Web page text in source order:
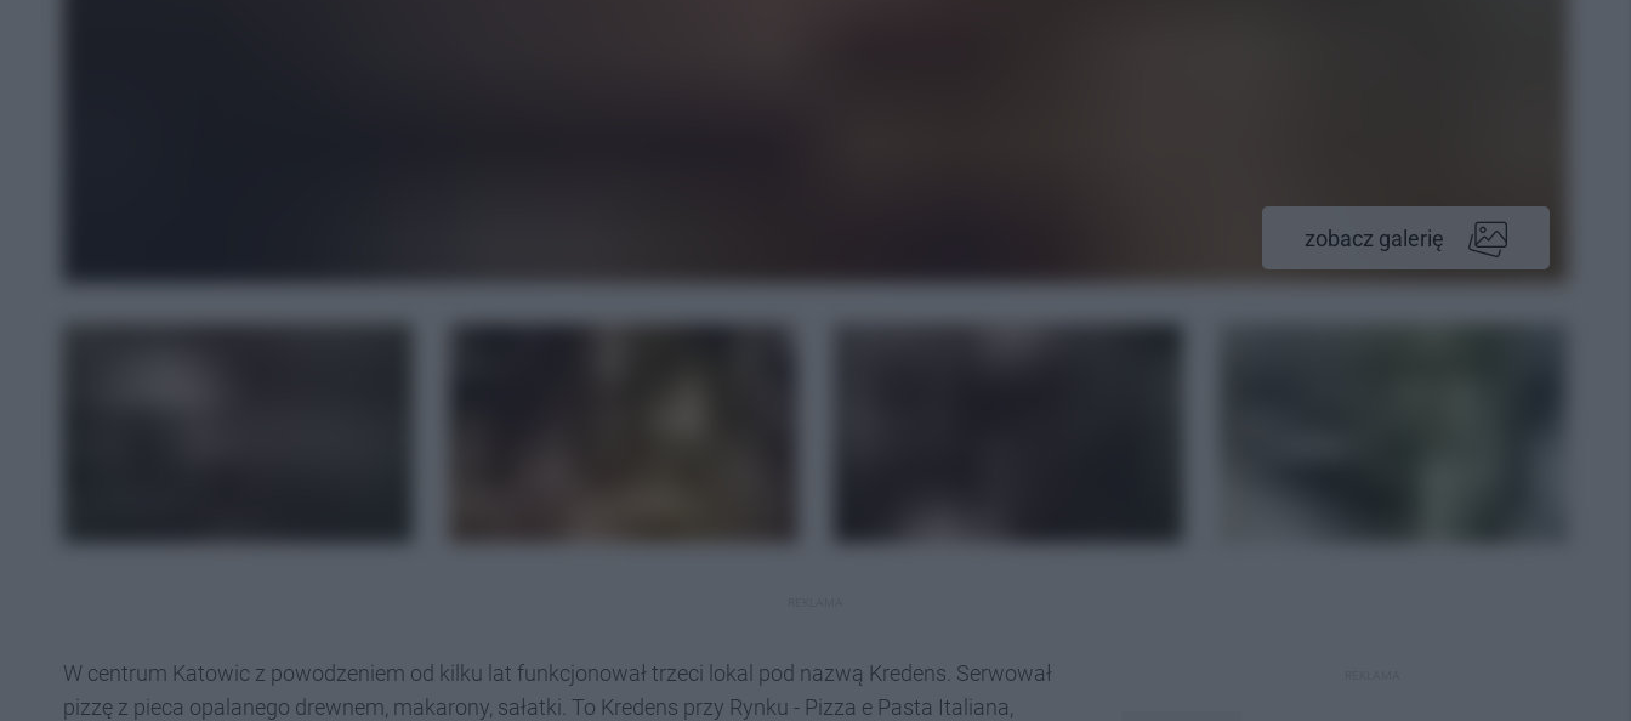
zobacz galerię
W centrum Katowic z powodzeniem od kilku lat funkcjonował trzeci lokal pod nazwą Kredens. Serwował
pizzę z pieca opalanego drewnem, makarony, sałatki. To Kredens przy Rynku - Pizza e Pasta Italiana,